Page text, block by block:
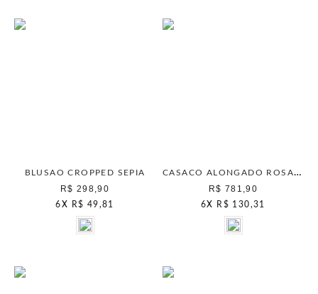
BLUSAO CROPPED SEPIA
R$ 298,90
6 X R$ 49,81
CASACO ALONGADO ROSA RASPBERRY
R$ 781,90
6X R$ 130,31